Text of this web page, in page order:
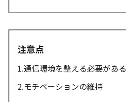
注意点
1.通信環境を整える必要がある
2.モチベーションの維持